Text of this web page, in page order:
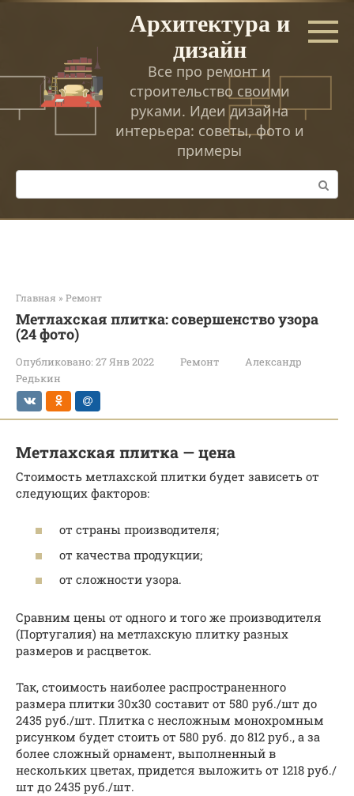
Перейти
Архитектура и
дизайн
Все про ремонт и
строительство своими
руками. Идеи дизайна
интерьера: советы, фото и
примеры
Поиск:
Главная » Ремонт
Метлахская плитка: совершенство узора
(24 фото)
Опубликовано: 27 Янв 2022 Ремонт
Александр
Редькин
Метлахская плитка — цена
Стоимость метлахской плитки будет зависеть от
следующих факторов:
от страны производителя;
от качества продукции;
от сложности узора.
Сравним цены от одного и того же производителя
(Португалия) на метлахскую плитку разных
размеров и расцветок.
Так, стоимость наиболее распространенного
размера плитки 30х30 составит от 580 руб./шт до
2435 руб./шт. Плитка с несложным монохромным
рисунком будет стоить от 580 руб. до 812 руб., а за
более сложный орнамент, выполненный в
нескольких цветах, придется выложить от 1218 руб./
шт до 2435 руб./шт.